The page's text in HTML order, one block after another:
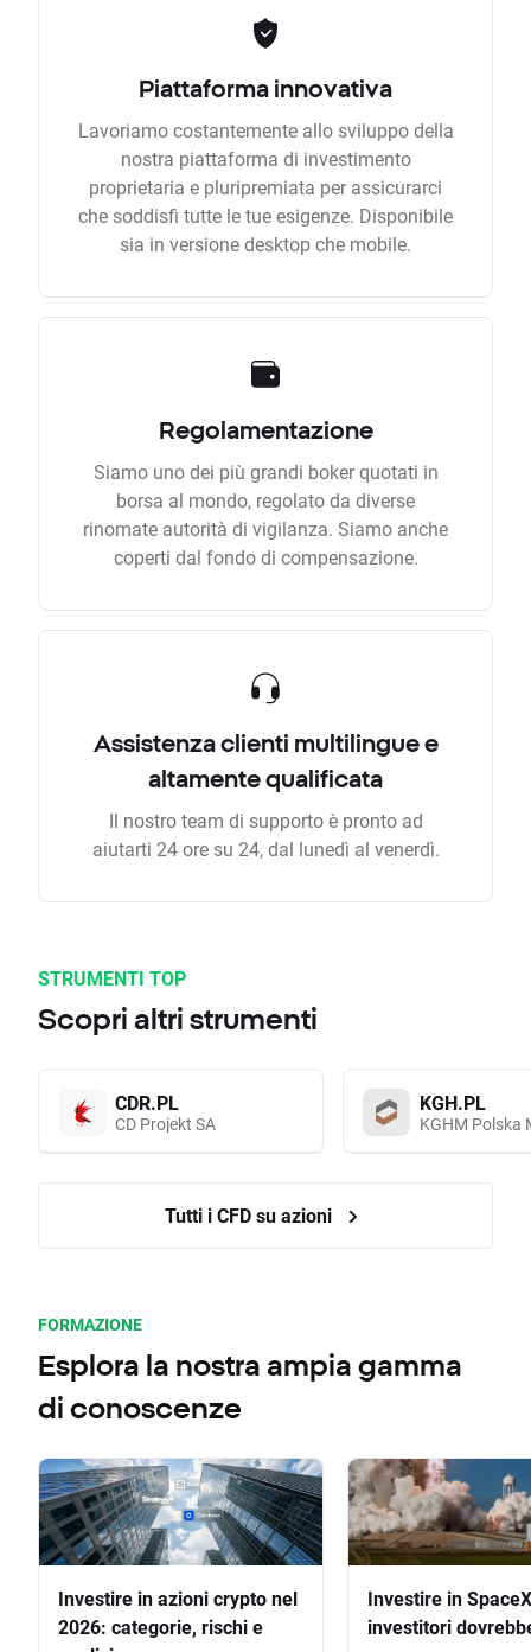
Piattaforma innovativa
Lavoriamo costantemente allo sviluppo della
nostra piattaforma di investimento
proprietaria e pluripremiata per assicurarci
che soddisfi tutte le tue esigenze. Disponibile
sia in versione desktop che mobile.
Regolamentazione
Siamo uno dei più grandi boker quotati in
borsa al mondo, regolato da diverse
rinomate autorità di vigilanza. Siamo anche
coperti dal fondo di compensazione.
Assistenza clienti multilingue e
altamente qualificata
Il nostro team di supporto è pronto ad
aiutarti 24 ore su 24, dal lunedì al venerdì.
STRUMENTI TOP
Scopri altri strumenti
CDR.PL
CD Projekt SA
KGH.PL
KGHM Polska
Tutti i CFD su azioni
FORMAZIONE
Esplora la nostra ampia gamma
di conoscenze
Investire in azioni crypto nel
2026: categorie, rischi e
Investire in
investitori